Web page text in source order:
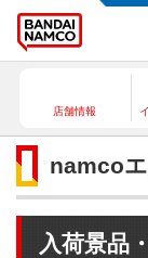
店舗情報
namco
入荷景品